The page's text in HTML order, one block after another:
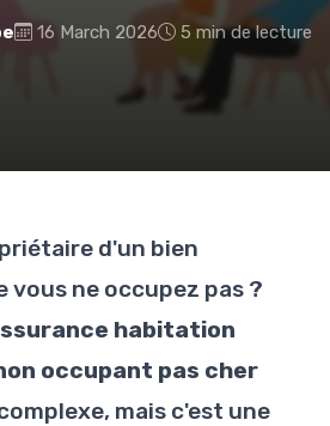
16 March 2026 5 min de lecture
d'un bien
vous ne occupez pas ?
habitation
occupant pas cher
mais c'est une